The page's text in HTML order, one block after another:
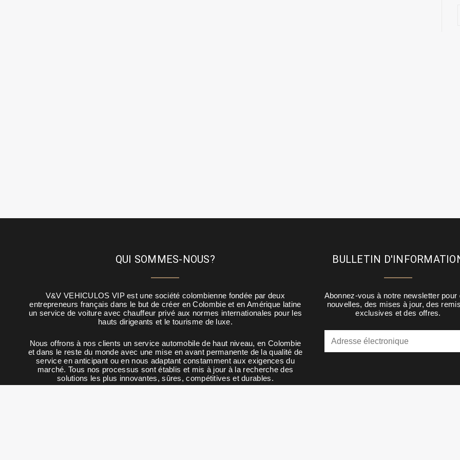
QUI SOMMES-NOUS?
V&V VEHICULOS VIP est une société colombienne fondée par deux
entrepreneurs français dans le but de créer en Colombie et en Amérique latine
un service de voiture avec chauffeur privé aux normes internationales pour les
hauts dirigeants et le tourisme de luxe.
Nous offrons à nos clients un service automobile de haut niveau, en Colombie
et dans le reste du monde avec une mise en avant permanente de la qualité de
service en anticipant ou en nous adaptant constamment aux exigences du
marché. Tous nos processus sont établis et mis à jour à la recherche des
solutions les plus innovantes, sûres, compétitives et durables.
BULLETIN
Abonnez-vous à notre newsletter pour
nouvelles, des mises à jour, des
exclusives et des offres.